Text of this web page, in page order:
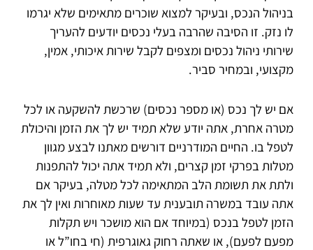
בניהול הנכס, ובעיקר למצוא שוכרים מתאימים שלא יגרמו
לו נזק. זו הסיבה שהרבה בעלי נכסים יודעים להעריך
שירותי ניהול נכסים ומצפים לקבל שירות איכותי, אמין,
מקצועי, ובמחיר סביר.
אם יש לך נכס (או מספר נכסים) שרכשת להשקעה או לכל
מטרה אחרת, אתה יודע שלא תמיד יש לך את הזמן והיכולת
לטפל בו. החיים המודרניים דורשים מאתנו לבצע מגוון
מטלות בפרקי זמן קצרים, ולא תמיד אתה יכול להתפנות
ולתת את תשומת הלב המתאימה לכל מטלה, בעיקר אם
אתה עובד במשרה תובענית עד שעות מאוחרות ואין לך את
הזמן לטפל בנכס (במיוחד אם הוא מושכר ויש תקלות
מפעם לפעם), או שאתה רחוק גאוגרפית (חי בחו”ל או